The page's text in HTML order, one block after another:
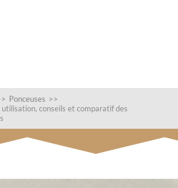
Ponceuses >>
utilisation, conseils et comparatif des